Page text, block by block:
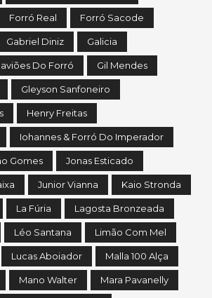
Forró Real Forró Sacode
Gabriel Diniz Galicia
Do Forró Gil Mendes
Gleyson Sanfoneiro
Henry Freitas
Iohannes & Forró Do Imperador
Gomes Jonas Esticado
Junior Vianna Kaio Stronda
La Fúria Lagosta Bronzeada
Léo Santana Limão Com Mel
Lucas Aboiador Malla 100 Alça
Mano Walter Mara Pavanelly